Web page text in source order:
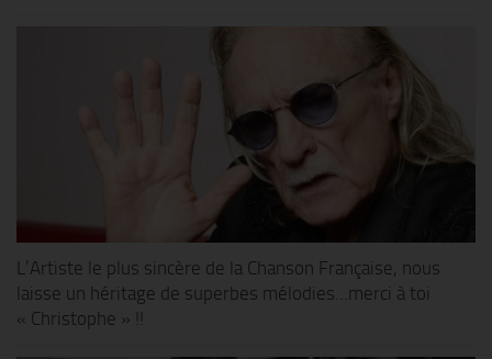
L’Artiste le plus sincère de la Chanson Française, nous
laisse un héritage de superbes mélodies…merci à toi
« Christophe » !!